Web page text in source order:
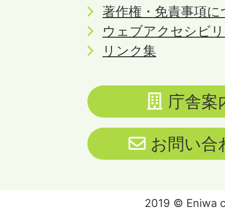
著作権・免責事項
ウェブアクセシビ
リンク集
庁舎案
お問い合
2019 © Eniwa